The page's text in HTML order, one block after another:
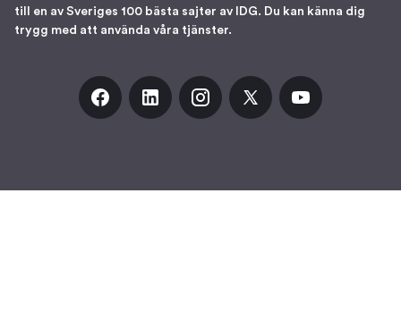
till en av Sveriges 100 bästa sajter av IDG. Du kan känna dig
trygg med att använda våra tjänster.